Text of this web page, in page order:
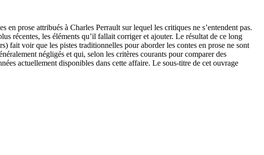
en prose attribués à Charles Perrault sur lequel les critiques ne s’entendent pas.
récentes, les éléments qu’il fallait corriger et ajouter. Le résultat de ce long
fait voir que les pistes traditionnelles pour aborder les contes en prose ne sont
négligés et qui, selon les critères courants pour comparer des
actuellement disponibles dans cette affaire. Le sous-titre de cet ouvrage